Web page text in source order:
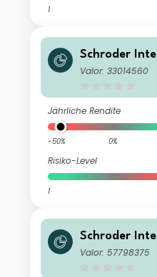
1
Schroder
d Asian
Valor: 33014560
Jährliche Rendite
-50% 0%
Risiko-Level
1
Schroder
d Asian
Valor: 57798375